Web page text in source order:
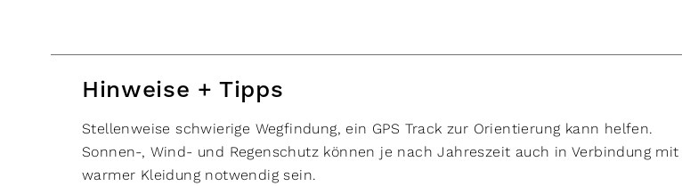
Hinweise + Tipps
Stellenweise schwierige Wegfindung, ein GPS Track zur Orientierung kann helfen.
Sonnen-, Wind- und Regenschutz können je nach Jahreszeit auch in Verbindung mit
warmer Kleidung notwendig sein.